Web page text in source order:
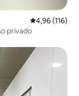
Classificação
4,96 (116)
privado